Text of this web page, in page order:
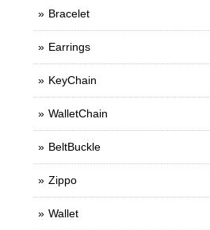
Bracelet
Earrings
KeyChain
WalletChain
BeltBuckle
Zippo
Wallet